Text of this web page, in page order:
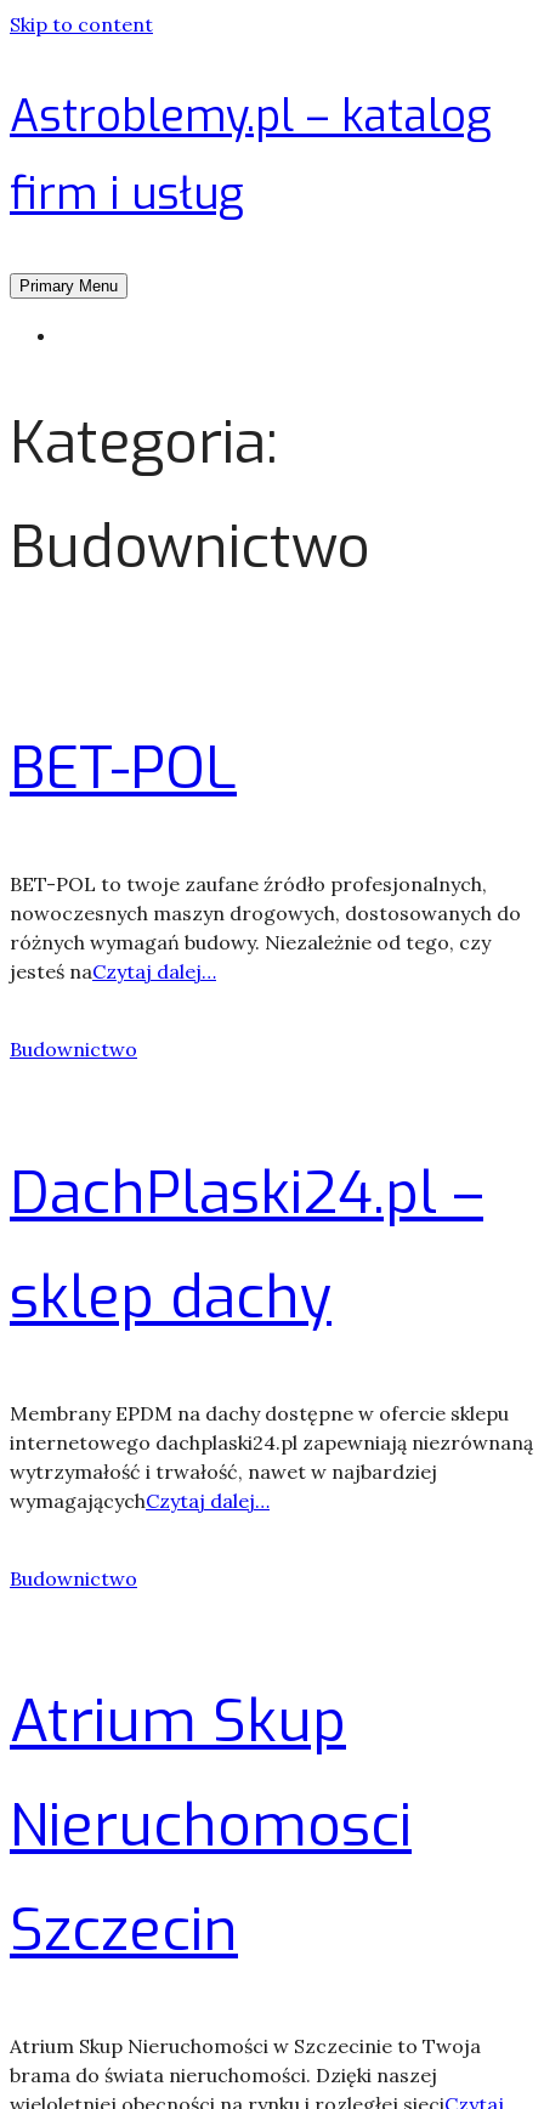
Skip to content
Astroblemy.pl – katalog
firm i usług
Primary Menu
Kategoria:
Budownictwo
BET-POL
BET-POL to twoje zaufane źródło profesjonalnych,
nowoczesnych maszyn drogowych, dostosowanych do
różnych wymagań budowy. Niezależnie od tego, czy
jesteś naCzytaj dalej…
Budownictwo
DachPlaski24.pl –
sklep dachy
Membrany EPDM na dachy dostępne w ofercie sklepu
internetowego dachplaski24.pl zapewniają niezrównaną
wytrzymałość i trwałość, nawet w najbardziej
wymagającychCzytaj dalej…
Budownictwo
Atrium Skup
Nieruchomosci
Szczecin
Atrium Skup Nieruchomości w Szczecinie to Twoja
brama do świata nieruchomości. Dzięki naszej